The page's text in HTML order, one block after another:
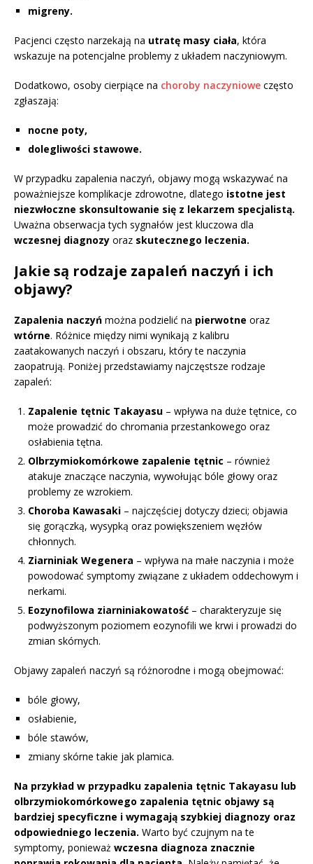
migreny.
Pacjenci często narzekają na utratę masy ciała, która
wskazuje na potencjalne problemy z układem naczyniowym.
Dodatkowo, osoby cierpiące na choroby naczyniowe często
zgłaszają:
nocne poty,
dolegliwości stawowe.
W przypadku zapalenia naczyń, objawy mogą wskazywać na
poważniejsze komplikacje zdrowotne, dlatego istotne jest
niezwłoczne skonsultowanie się z lekarzem specjalistą.
Uważna obserwacja tych sygnałów jest kluczowa dla
wczesnej diagnozy oraz skutecznego leczenia.
Jakie są rodzaje zapaleń naczyń i ich
objawy?
Zapalenia naczyń można podzielić na pierwotne oraz
wtórne. Różnice między nimi wynikają z kalibru
zaatakowanych naczyń i obszaru, który te naczynia
zaopatrują. Poniżej przedstawiamy najczęstsze rodzaje
zapaleń:
Zapalenie tętnic Takayasu – wpływa na duże tętnice, co
może prowadzić do chromania przestankowego oraz
osłabienia tętna.
Olbrzymiokomórkowe zapalenie tętnic – również
atakuje znaczące naczynia, wywołując bóle głowy oraz
problemy ze wzrokiem.
Choroba Kawasaki – najczęściej dotyczy dzieci; objawia
się gorączką, wysypką oraz powiększeniem węzłów
chłonnych.
Ziarniniak Wegenera – wpływa na małe naczynia i może
powodować symptomy związane z układem oddechowym i
nerkami.
Eozynofilowa ziarniniakowatość – charakteryzuje się
podwyższonym poziomem eozynofili we krwi i prowadzi do
zmian skórnych.
Objawy zapaleń naczyń są różnorodne i mogą obejmować:
bóle głowy,
osłabienie,
bóle stawów,
zmiany skórne takie jak plamica.
Na przykład w przypadku zapalenia tętnic Takayasu lub
olbrzymiokomórkowego zapalenia tętnic objawy są
bardziej specyficzne i wymagają szybkiej diagnozy oraz
odpowiedniego leczenia. Warto być czujnym na te
symptomy, ponieważ wczesna diagnoza znacznie